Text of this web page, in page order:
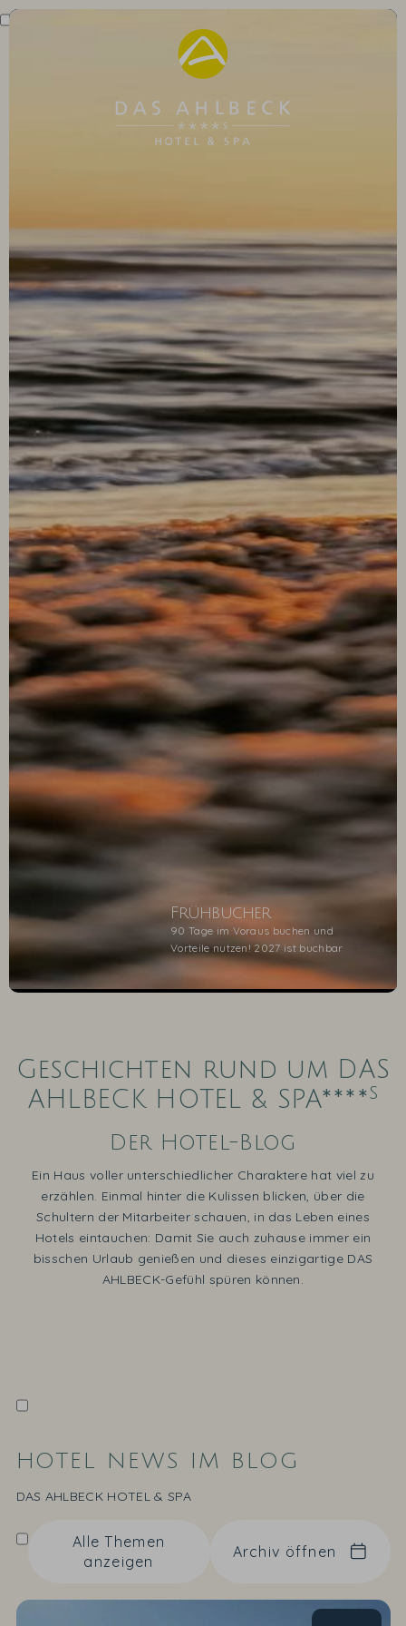
Frühbucher
90 Tage im Voraus buchen und
Vorteile nutzen! 2027 ist buchbar
Geschichten rund um DAS
AHLBECK HOTEL & SPA****s
Der Hotel-Blog
Ein Haus voller unterschiedlicher Charaktere hat viel zu
erzählen. Einmal hinter die Kulissen blicken, über die
Schultern der Mitarbeiter schauen, in das Leben eines
Hotels eintauchen: Damit Sie auch zuhause immer ein
bisschen Urlaub genießen und dieses einzigartige DAS
AHLBECK-Gefühl spüren können.
HOTEL NEWS IM BLOG
DAS AHLBECK HOTEL & SPA
Alle Themen
anzeigen
Archiv öffnen